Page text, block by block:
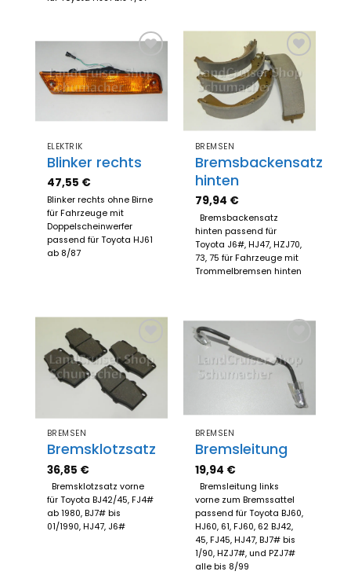
Zum
Merkzettel
hinzufügen
ELEKTRIK
Blinker rechts
47,55 €
Blinker rechts ohne Birne
für Fahrzeuge mit
Doppelscheinwerfer
passend für Toyota HJ61
ab 8/87
Zum
Merkzettel
hinzufügen
BREMSEN
Bremsbackensatz
hinten
79,94 €
Bremsbackensatz
hinten passend für
Toyota J6#, HJ47, HZJ70,
73, 75 für Fahrzeuge mit
Trommelbremsen hinten
Zum
Merkzettel
hinzufügen
BREMSEN
Bremsklotzsatz
36,85 €
Bremsklotzsatz vorne
für Toyota BJ42/45, FJ4#
ab 1980, BJ7# bis
01/1990, HJ47, J6#
Zum
Merkzettel
hinzufügen
BREMSEN
Bremsleitung
19,94 €
Bremsleitung links
vorne zum Bremssattel
passend für Toyota BJ60,
HJ60, 61, FJ60, 62 BJ42,
45, FJ45, HJ47, BJ7# bis
1/90, HZJ7#, und PZJ7#
alle bis 8/99